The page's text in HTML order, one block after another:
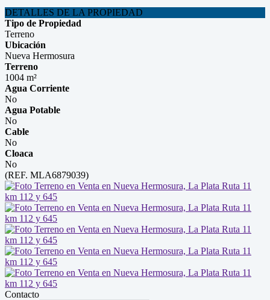
DETALLES DE LA PROPIEDAD
Tipo de Propiedad
Terreno
Ubicación
Nueva Hermosura
Terreno
1004 m²
Agua Corriente
No
Agua Potable
No
Cable
No
Cloaca
No
(REF. MLA6879039)
Contacto